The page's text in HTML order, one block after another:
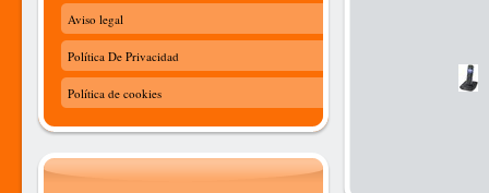
Aviso legal
Política De Privacidad
Política de cookies